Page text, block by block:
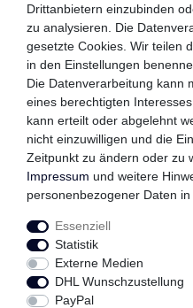
Impressum
Widerrufs­recht
Drittanbietern einzubinden
zu analysieren. Die
gesetzte Cookies. Wir teilen
in den Einstellungen
Die Datenverarbeitung kann
eines berechtigten
kann erteilt oder abgelehnt
nicht einzuwilligen und die
Zeitpunkt zu ändern oder zu
Impressum und weitere
personenbezogener Daten
Essenziell
Statistik
Externe Medien
DHL Wunschzustellung
PayPal